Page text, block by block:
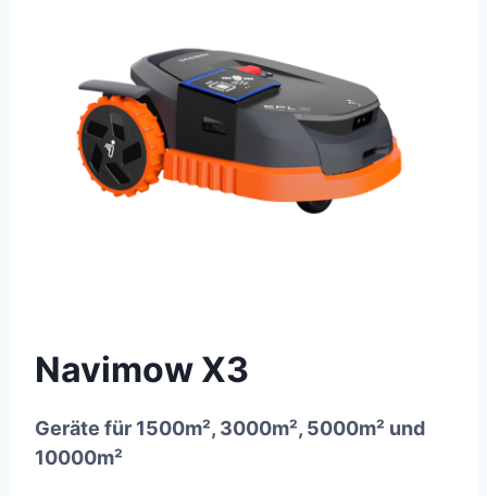
Navimow X3
Geräte für 1500m², 3000m², 5000m² und
10000m²